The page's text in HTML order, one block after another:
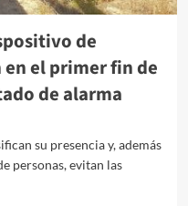
de
el primer fin de
de alarma
su presencia y, además
personas, evitan las